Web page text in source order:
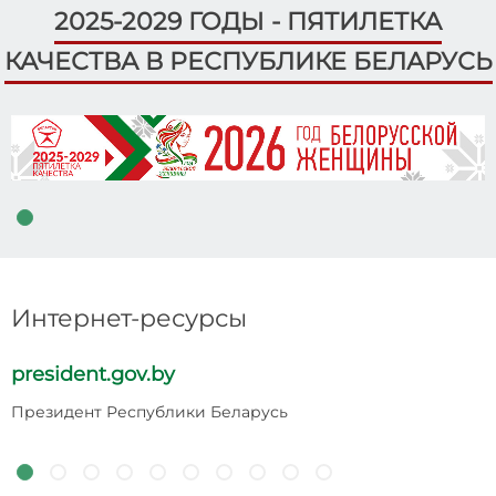
2025-2029 ГОДЫ - ПЯТИЛЕТКА
КАЧЕСТВА В РЕСПУБЛИКЕ БЕЛАРУСЬ
Интернет-ресурсы
president.gov.by
Президент Республики Беларусь